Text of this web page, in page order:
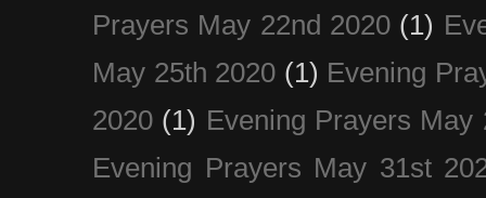
Prayers May 22nd 2020 (1)
May 25th 2020 (1) Evening
2020 (1) Evening Prayers May
Evening Prayers May 31st